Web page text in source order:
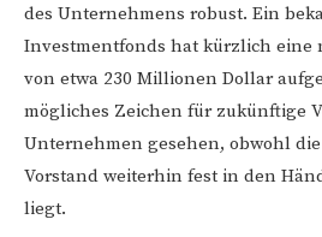
des Unternehmens robust. Ein
Investmentfonds hat kürzlich eine
von etwa 230 Millionen Dollar
mögliches Zeichen für zukünftige
Unternehmen gesehen, obwohl
Vorstand weiterhin fest in den
liegt.